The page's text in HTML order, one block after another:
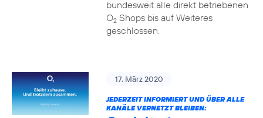
bundesweit alle direkt betriebenen
O2Shops bis auf Weiteres
geschlossen.
17. März 2020
JEDERZEIT INFORMIERT UND ÜBER ALLE
KANÄLE VERNETZT BLEIBEN: